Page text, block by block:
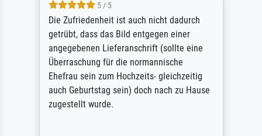
5 / 5
Die Zufriedenheit ist auch nicht dadurch
getrübt, dass das Bild entgegen einer
angegebenen Lieferanschrift (sollte eine
Überraschung für die normannische
Ehefrau sein zum Hochzeits- gleichzeitig
auch Geburtstag sein) doch nach zu Hause
zugestellt wurde.